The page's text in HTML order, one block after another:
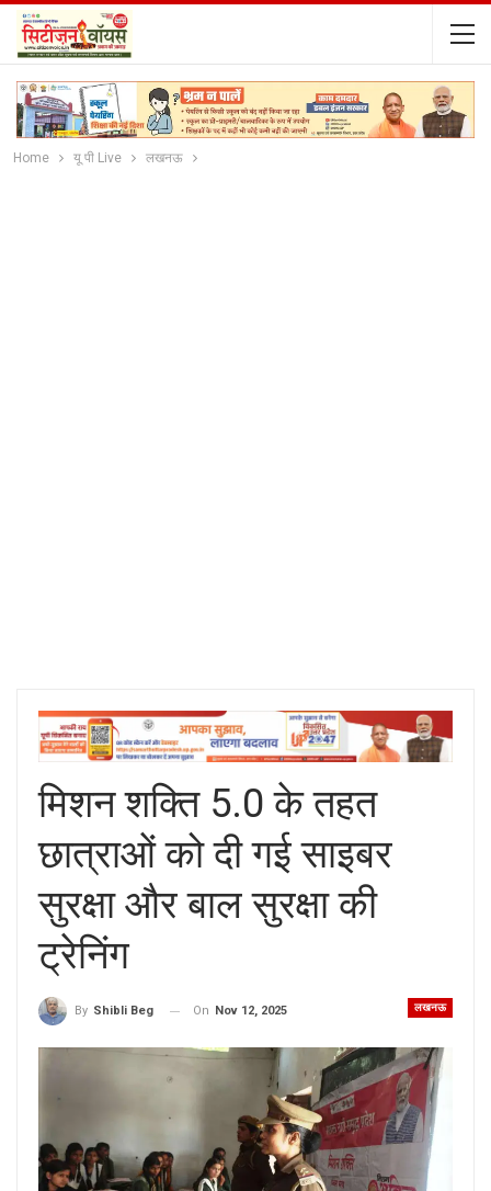
Home यू पी Live लखनऊ
मिशन शक्ति 5.0 के तहत
छात्राओं को दी गई साइबर
सुरक्षा और बाल सुरक्षा की
ट्रेनिंग
लखनऊ
By Shibli Beg On Nov 12, 2025